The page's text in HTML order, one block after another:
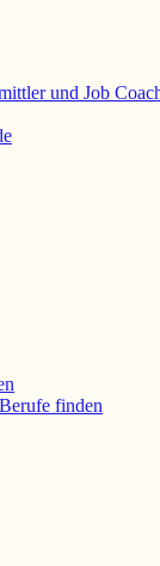
und Job
finden